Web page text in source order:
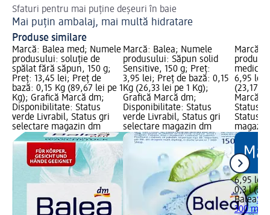
Sfaturi pentru mai puține deșeuri în baie
Mai puțin ambalaj, mai multă hidratare
Produse similare
Marcă: Balea med; Numele
produsului: soluție de
spălat fără săpun, 150 g;
Preț: 13,45 lei; Preț de
bază: 0,15 Kg (89,67 lei pe 1
Kg); Grafică Marcă dm;
Disponibilitate: Status
verde Livrabil, Status gri
selectare magazin dm
Marcă: Balea; Numele
produsului: Săpun solid
Sensitive, 150 g; Preț:
3,95 lei; Preț de bază: 0,15
Kg (26,33 lei pe 1 Kg);
Grafică Marcă dm;
Disponibilitate: Status
verde Livrabil, Status gri
selectare magazin dm
Marcă:
6,95 lei;
(23,17
Marcă
Status
Status
6,95 lei
0,3 l
Balea
300 ml